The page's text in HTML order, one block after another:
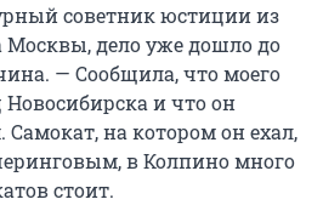
советник юстиции из
Москвы, дело уже дошло до
— Сообщила, что моего
и что он
Самокат, на котором он ехал,
в Колпино много
стоит.